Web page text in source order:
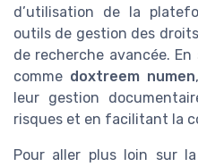
d’utilisation de la
outils de gestion des
de recherche avancée.
comme doxtreem numen
leur gestion
risques et en facilitant la
Pour aller plus loin sur